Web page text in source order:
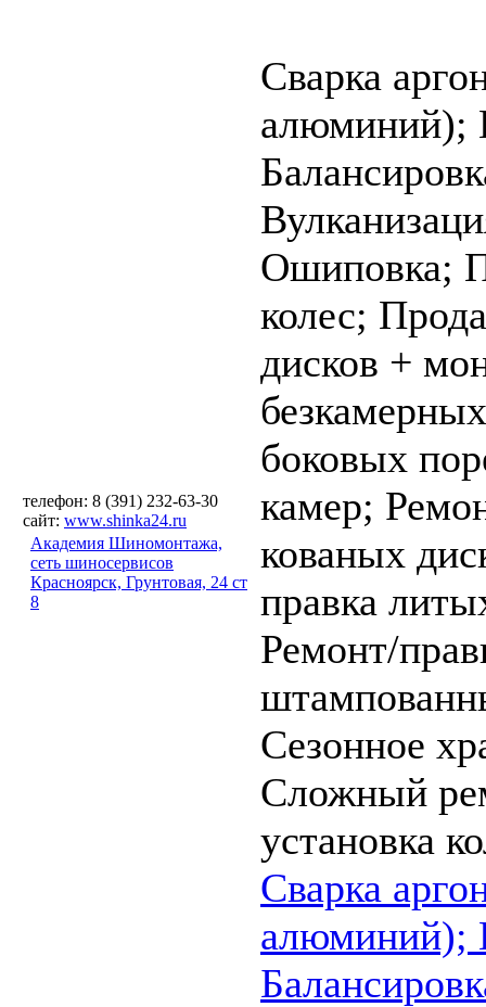
телефон: 8 (391) 232-63-30
сайт: www.shinka24.ru
Академия Шиномонтажа,
сеть шиносервисов
Красноярск, Грунтовая, 24 ст
8
Cварка
алюминий);
Ошиповка;
колес;
дисков +
боковых
камер;
кованых
правка
Ремонт/
Сезонное
Сложный
установка
Cварка
алюминий);